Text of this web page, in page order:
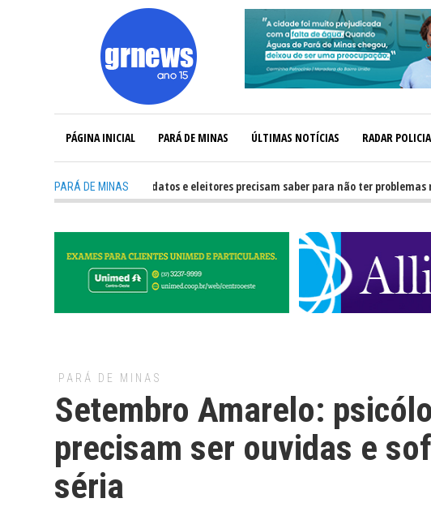
PÁGINA INICIAL PARÁ DE MINAS ÚLTIMAS NOTÍCIAS RADAR
PARÁ DE MINAS
GRNEWS TV: O que candidatos e eleitores precisam saber para não ter problemas nas
PARÁ DE MINAS
Setembro Amarelo:
precisam ser ouvidas e
séria